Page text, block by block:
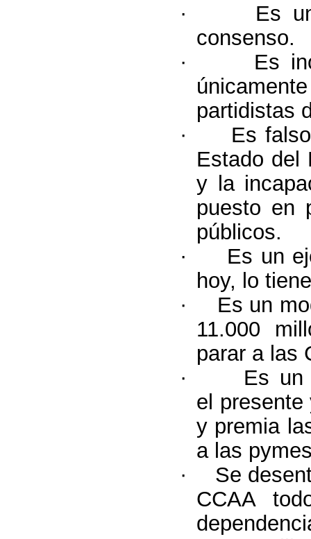
·
Es
consenso.
·
Es
partidistas
·
Es
Estado del
y la
puesto en
públicos.
·
Es un
hoy, lo
·
Es un
11.000
parar a las
·
Es un
el
y premia
a las
·
Se
CCAA